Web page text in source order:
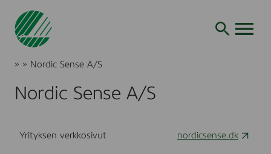
Siirry
Joutsenmerkki
»
ja
palvelut
» Nordic Sense A/S
Nordic Sense A/S
Yrityksen verkkosivut nordicsense.dk